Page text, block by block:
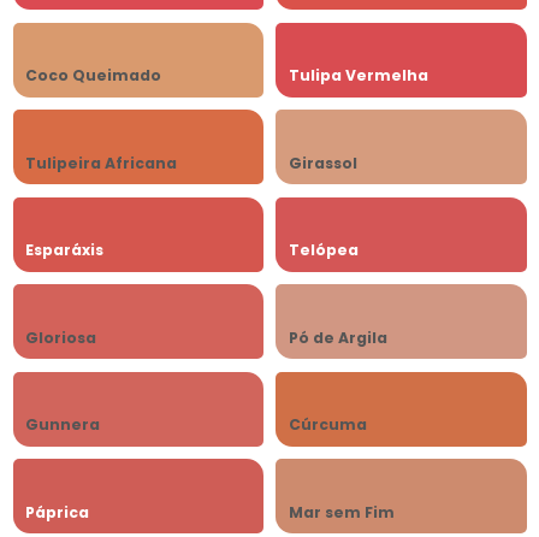
Coco Queimado Tulipa Vermelha
Tulipeira Africana Girassol
Esparáxis Telópea
Gloriosa Pó de Argila
Gunnera Cúrcuma
Páprica Mar sem Fim